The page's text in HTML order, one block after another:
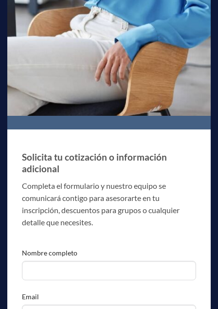
Solicita tu cotización o información
adicional
Completa el formulario y nuestro equipo se
comunicará contigo para asesorarte en tu
inscripción, descuentos para grupos o cualquier
detalle que necesites.
Nombre completo
Email